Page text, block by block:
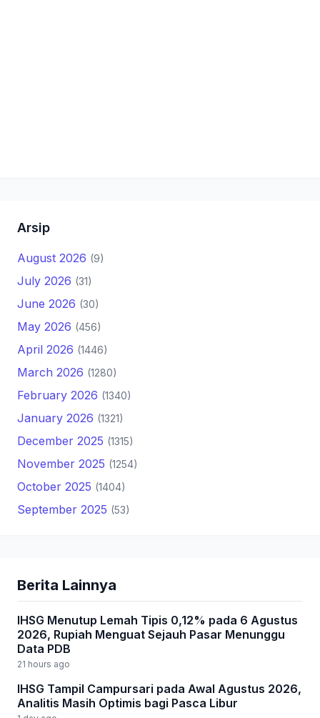
Arsip
August 2026 (9)
July 2026 (31)
June 2026 (30)
May 2026 (456)
April 2026 (1446)
March 2026 (1280)
February 2026 (1340)
January 2026 (1321)
December 2025 (1315)
November 2025 (1254)
October 2025 (1404)
September 2025 (53)
Berita Lainnya
IHSG Menutup Lemah Tipis 0,12% pada 6 Agustus
2026, Rupiah Menguat Sejauh Pasar Menunggu
Data PDB
21 hours ago
IHSG Tampil Campursari pada Awal Agustus 2026,
Analitis Masih Optimis bagi Pasca Libur